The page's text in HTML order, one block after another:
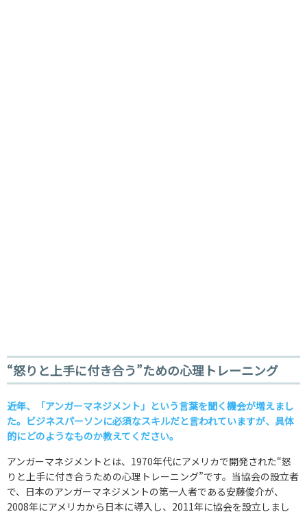
“怒りと上手に付き合う”ための心理トレーニング
――近年、「アンガーマネジメント」という言葉を聞く機会が増えまし
た。ビジネスパーソンに必須なスキルだと言われていますが、具体
的にどのようなものか教えてください。
アンガーマネジメントとは、1970年代にアメリカで開発された“怒
りと上手に付き合うための心理トレーニング”です。当協会の設立者
で、日本のアンガーマネジメントの第一人者である安藤俊介が、
2008年にアメリカから日本に導入し、2011年に協会を設立しまし